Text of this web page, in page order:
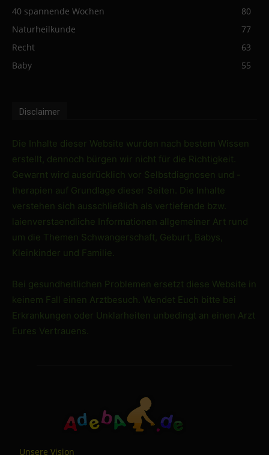
40 spannende Wochen
80
Naturheilkunde
77
Recht
63
Baby
55
Disclaimer
Die Inhalte dieser Website wurden nach bestem Wissen
erstellt, dennoch bürgen wir nicht für die Richtigkeit.
Gewarnt wird ausdrücklich vor Selbstdiagnosen und -
therapien auf Grundlage dieser Seiten. Die Inhalte
verstehen sich ausschließlich als vertiefende bzw.
laienverstaendliche Informationen allgemeiner Art rund
um die Themen Schwangerschaft, Geburt, Babys,
Kleinkinder und Familie.
Bei gesundheitlichen Problemen ersetzt diese Website in
keinem Fall einen Arztbesuch. Wendet Euch bitte bei
Erkrankungen oder Unklarheiten unbedingt an einen Arzt
Eures Vertrauens.
Unsere Vision